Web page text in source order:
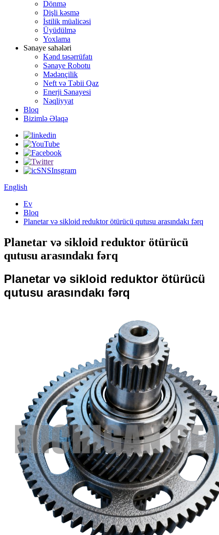
Dönmə
Dişli kəsmə
İstilik müalicəsi
Üyüdülmə
Yoxlama
Sənaye sahələri
Kənd təsərrüfatı
Sənaye Robotu
Mədənçilik
Neft və Təbii Qaz
Enerji Sənayesi
Nəqliyyat
Bloq
Bizimlə Əlaqə
English
Ev
Bloq
Planetar və sikloid reduktor ötürücü qutusu arasındakı fərq
Planetar və sikloid reduktor ötürücü
qutusu arasındakı fərq
Planetar və sikloid reduktor ötürücü
qutusu arasındakı fərq